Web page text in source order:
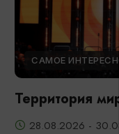
САМОЕ
Территория
28.08.2026 -